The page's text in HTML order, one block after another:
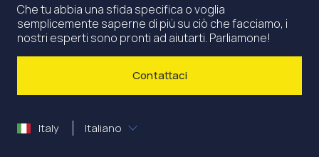
Che tu abbia una sfida specifica o voglia
semplicemente saperne di più su ciò che facciamo, i
nostri esperti sono pronti ad aiutarti. Parliamone!
Contattaci
Italy Italiano